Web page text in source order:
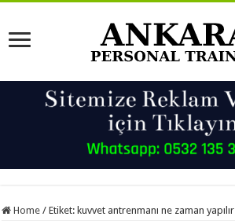
Home / Etiket: kuvvet antrenmanı ne zaman yapılır